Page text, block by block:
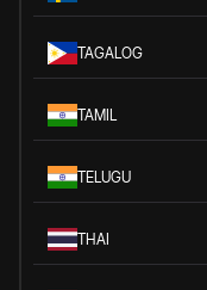
TAGALOG
TAMIL
TELUGU
THAI